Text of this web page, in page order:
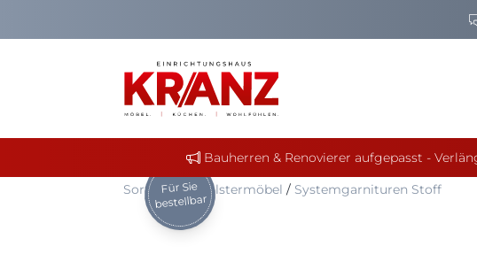
Bauherren & Renovierer aufgepasst -
Sortiment/ Polstermöbel / Systemgarnituren Stoff
Für Sie
bestellbar